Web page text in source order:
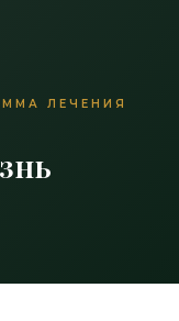
ЛЕЧЕНИЯ